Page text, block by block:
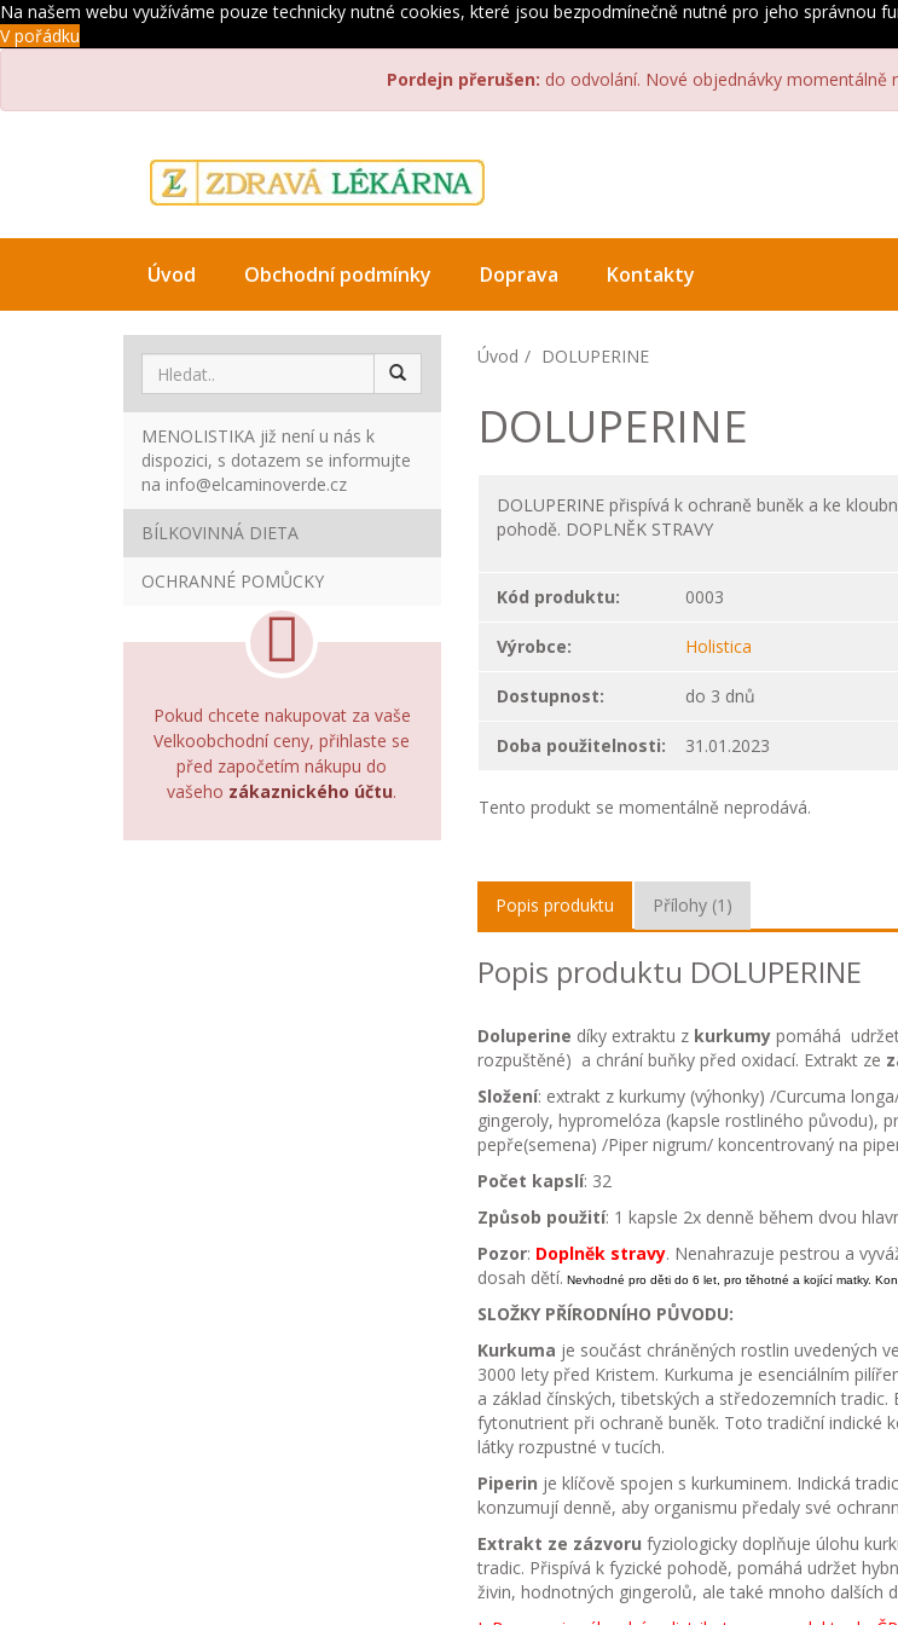
Na našem webu využíváme pouze technicky nutné cookies, které jsou bezpodmínečně nutné pro jeho správnou
V pořádku
Pordejn přerušen: do odvolání. Nové objednávky momentálně
Úvod Obchodní podmínky Doprava Kontakty
MENOLISTIKA již není u nás k
dispozici, s dotazem se informujte
na info@elcaminoverde.cz
BÍLKOVINNÁ DIETA
OCHRANNÉ POMŮCKY
Pokud chcete nakupovat za vaše
Velkoobchodní ceny, přihlaste se
před započetím nákupu do
vašeho zákaznického účtu.
Úvod DOLUPERINE
DOLUPERINE
DOLUPERINE přispívá k ochraně buněk a ke
pohodě. DOPLNĚK STRAVY
Kód produktu: 0003
Výrobce: Holistica
Dostupnost: do 3 dnů
Doba použitelnosti: 31.01.2023
Tento produkt se momentálně neprodává.
Popis produktu Přílohy (1)
Popis produktu DOLUPERINE
Doluperine díky extraktu z kurkumypomáhá udržet
rozpuštěné) a chrání buňky před oxidací. Extrakt ze
Složení: extrakt z kurkumy (výhonky) /Curcuma
gingeroly, hypromelóza (kapsle rostliného původu),
pepře(semena) /Piper nigrum/ koncentrovaný na
Počet kapslí: 32
Způsob použití: 1 kapsle 2x denně během dvou
Pozor: Doplněk stravy. Nenahrazuje pestrou a
dosah dětí. Nevhodné pro děti do 6 let, pro těhotné a kojící matky.
SLOŽKY PŘÍRODNÍHO PŮVODU:
Kurkuma je součást chráněných rostlin uvedených
3000 lety před Kristem. Kurkuma je esenciálním
a základ čínských, tibetských a středozemních
fytonutrient při ochraně buněk. Toto tradiční indické
látky rozpustné v tucích.
Piperin je klíčově spojen s kurkuminem. Indická
konzumují denně, aby organismu předaly své
Extrakt ze zázvoru fyziologicky doplňuje úlohu
tradic. Přispívá k fyzické pohodě, pomáhá udržet
živin, hodnotných gingerolů, ale také mnoho dalších